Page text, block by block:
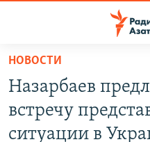
Перейти
основному
содержанию
Перейти
НОВОСТИ
ПОЛИТИКА
НОВОСТИ
Назарбаев
встречу
ситуации в